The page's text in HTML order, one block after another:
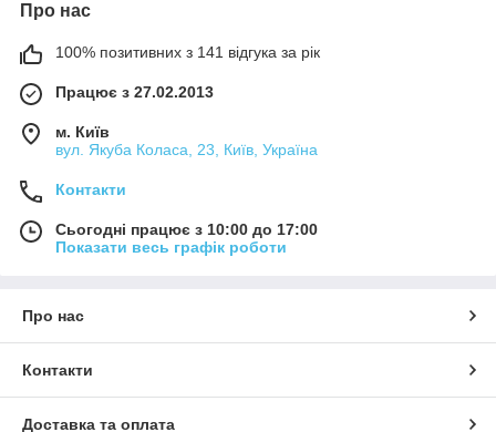
Про нас
100% позитивних з 141 відгука за рік
Працює з 27.02.2013
м. Київ
вул. Якуба Коласа, 23, Київ, Україна
Контакти
Сьогодні працює з 10:00 до 17:00
Показати весь графік роботи
Про нас
Контакти
Доставка та оплата